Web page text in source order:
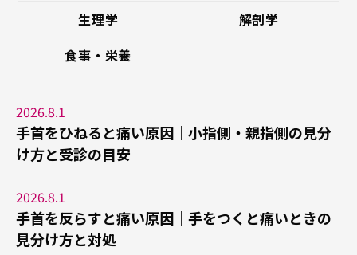
生理学
解剖学
食事・栄養
2026.8.1
手首をひねると痛い原因｜小指側・親指側の見分
け方と受診の目安
2026.8.1
手首を反らすと痛い原因｜手をつくと痛いときの
見分け方と対処